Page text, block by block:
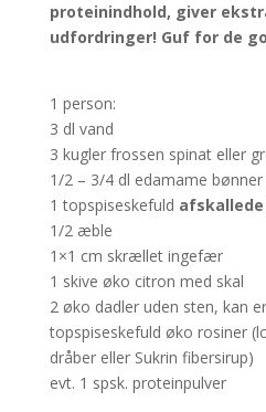
proteinindhold, giver
udfordringer! Guf for de
1 person:
3 dl vand
3 kugler frossen spinat eller
1/2 – 3/4 dl edamame bønner
1 topspiseskefuld afskallede
1/2 æble
1×1 cm skrællet ingefær
1 skive øko citron med skal
2 øko dadler uden sten, kan
topspiseskefuld øko rosiner
dråber eller Sukrin fibersirup)
evt. 1 spsk. proteinpulver